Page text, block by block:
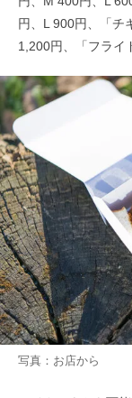
円、L 900円、「チ
1,200円、「フライ
写真：お店から